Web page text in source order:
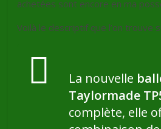
achetées sont encore en ma
Voilà le descriptif que l’on trouve
La nouvelle
Taylormade
complète, elle